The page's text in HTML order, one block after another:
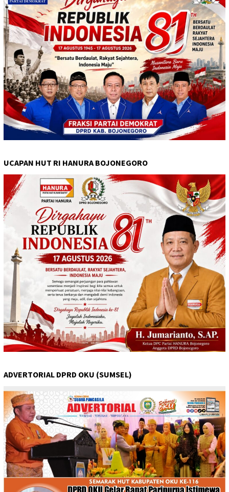
UCAPAN HUT RI HANURA BOJONEGORO
ADVERTORIAL DPRD OKU (SUMSEL)